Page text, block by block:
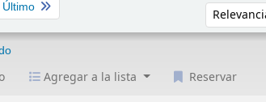
Último
Agregar a la lista Reservar